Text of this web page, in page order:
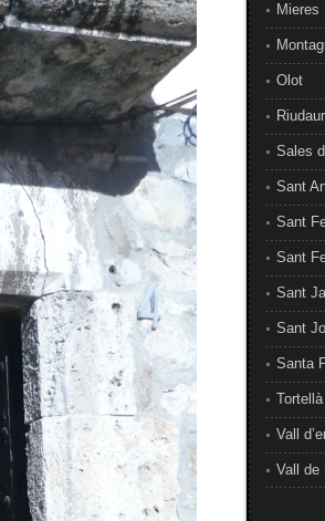
Mieres
Olot
Sales
Sant
Sant
Sant
Sant
Sant
Santa
Tortellà
Vall
Vall de